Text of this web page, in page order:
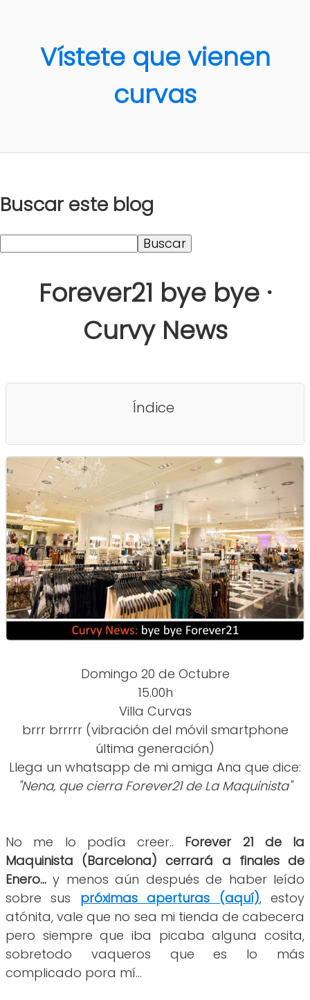
Vístete que vienen
curvas
Buscar este blog
Forever21 bye bye ·
Curvy News
Índice
Domingo 20 de Octubre
15.00h
Villa Curvas
brrr brrrrr (vibración del móvil smartphone
última generación)
Llega un whatsapp de mi amiga Ana que dice:
"Nena, que cierra Forever21 de La Maquinista"
No me lo podía creer.. Forever 21 de la
Maquinista (Barcelona) cerrará a finales de
Enero... y menos aún después de haber leído
sobre sus próximas aperturas (aquí), estoy
atónita, vale que no sea mi tienda de cabecera
pero siempre que iba picaba alguna cosita,
sobretodo vaqueros que es lo más
complicado pora mí...